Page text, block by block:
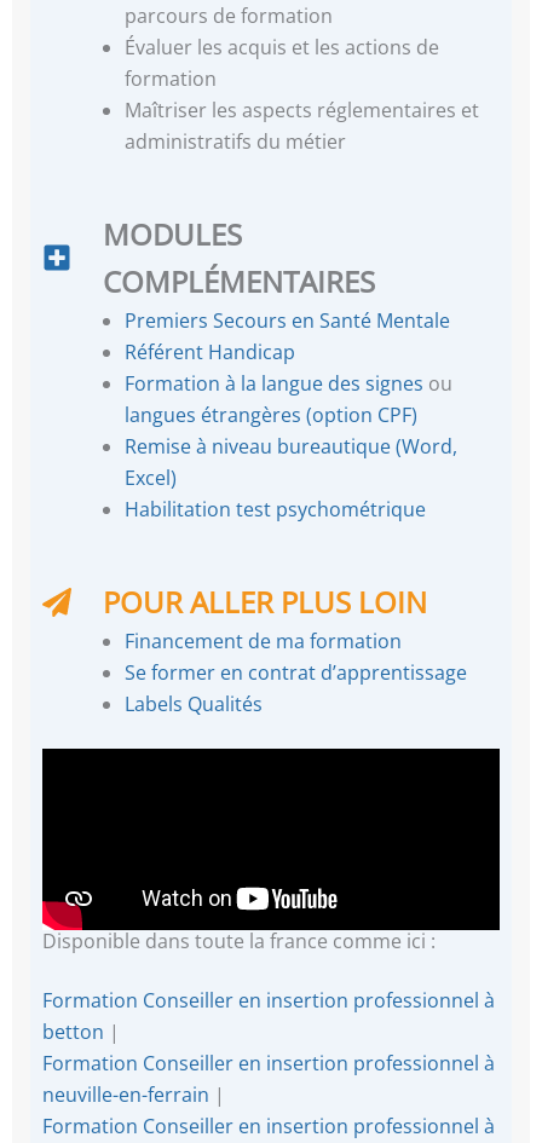
parcours de formation
Évaluer les acquis et les actions de
formation
Maîtriser les aspects réglementaires et
administratifs du métier
MODULES
COMPLÉMENTAIRES
Premiers Secours en Santé Mentale
Référent Handicap
Formation à la langue des signes ou
langues étrangères (option CPF)
Remise à niveau bureautique (Word,
Excel)
Habilitation test psychométrique
POUR ALLER PLUS LOIN
Financement de ma formation
Se former en contrat d’apprentissage
Labels Qualités
Disponible dans toute la france comme ici :
Formation Conseiller en insertion professionnel à
betton |
Formation Conseiller en insertion professionnel à
neuville-en-ferrain |
Formation Conseiller en insertion professionnel à